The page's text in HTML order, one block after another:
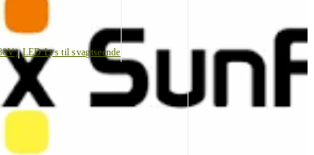
LED Lys til svagtseende